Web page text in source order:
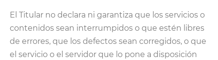
El Titular no declara ni garantiza que los servicios o
contenidos sean interrumpidos o que estén libres
de errores, que los defectos sean corregidos, o que
el servicio o el servidor que lo pone a disposición